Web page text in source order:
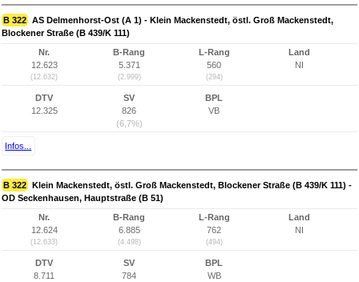
B 322 AS Delmenhorst-Ost (A 1) - Klein Mackenstedt, östl. Groß Mackenstedt,
Blockener Straße (B 439/K 111)
Nr.
12.623
(12.632)
B-Rang
5.371
(2.999)
L-Rang
560
(294)
Land
NI
DTV
12.325
SV
826
(6,7%)
BPL
VB
Infos...
B 322 Klein Mackenstedt, östl. Groß Mackenstedt, Blockener Straße (B 439/K 111) -
OD Seckenhausen, Hauptstraße (B 51)
Nr.
12.624
(12.633)
B-Rang
6.885
(4.498)
L-Rang
762
(494)
Land
NI
DTV
8.711
SV
784
BPL
WB